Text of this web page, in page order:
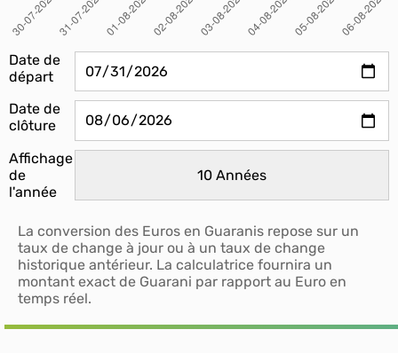
Date de
départ
Date de
clôture
Affichage
de
l'année
La conversion des Euros en Guaranis repose sur un
taux de change à jour ou à un taux de change
historique antérieur. La calculatrice fournira un
montant exact de Guarani par rapport au Euro en
temps réel.